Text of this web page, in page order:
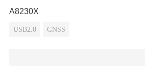
A8230X
USB2.0 GNSS